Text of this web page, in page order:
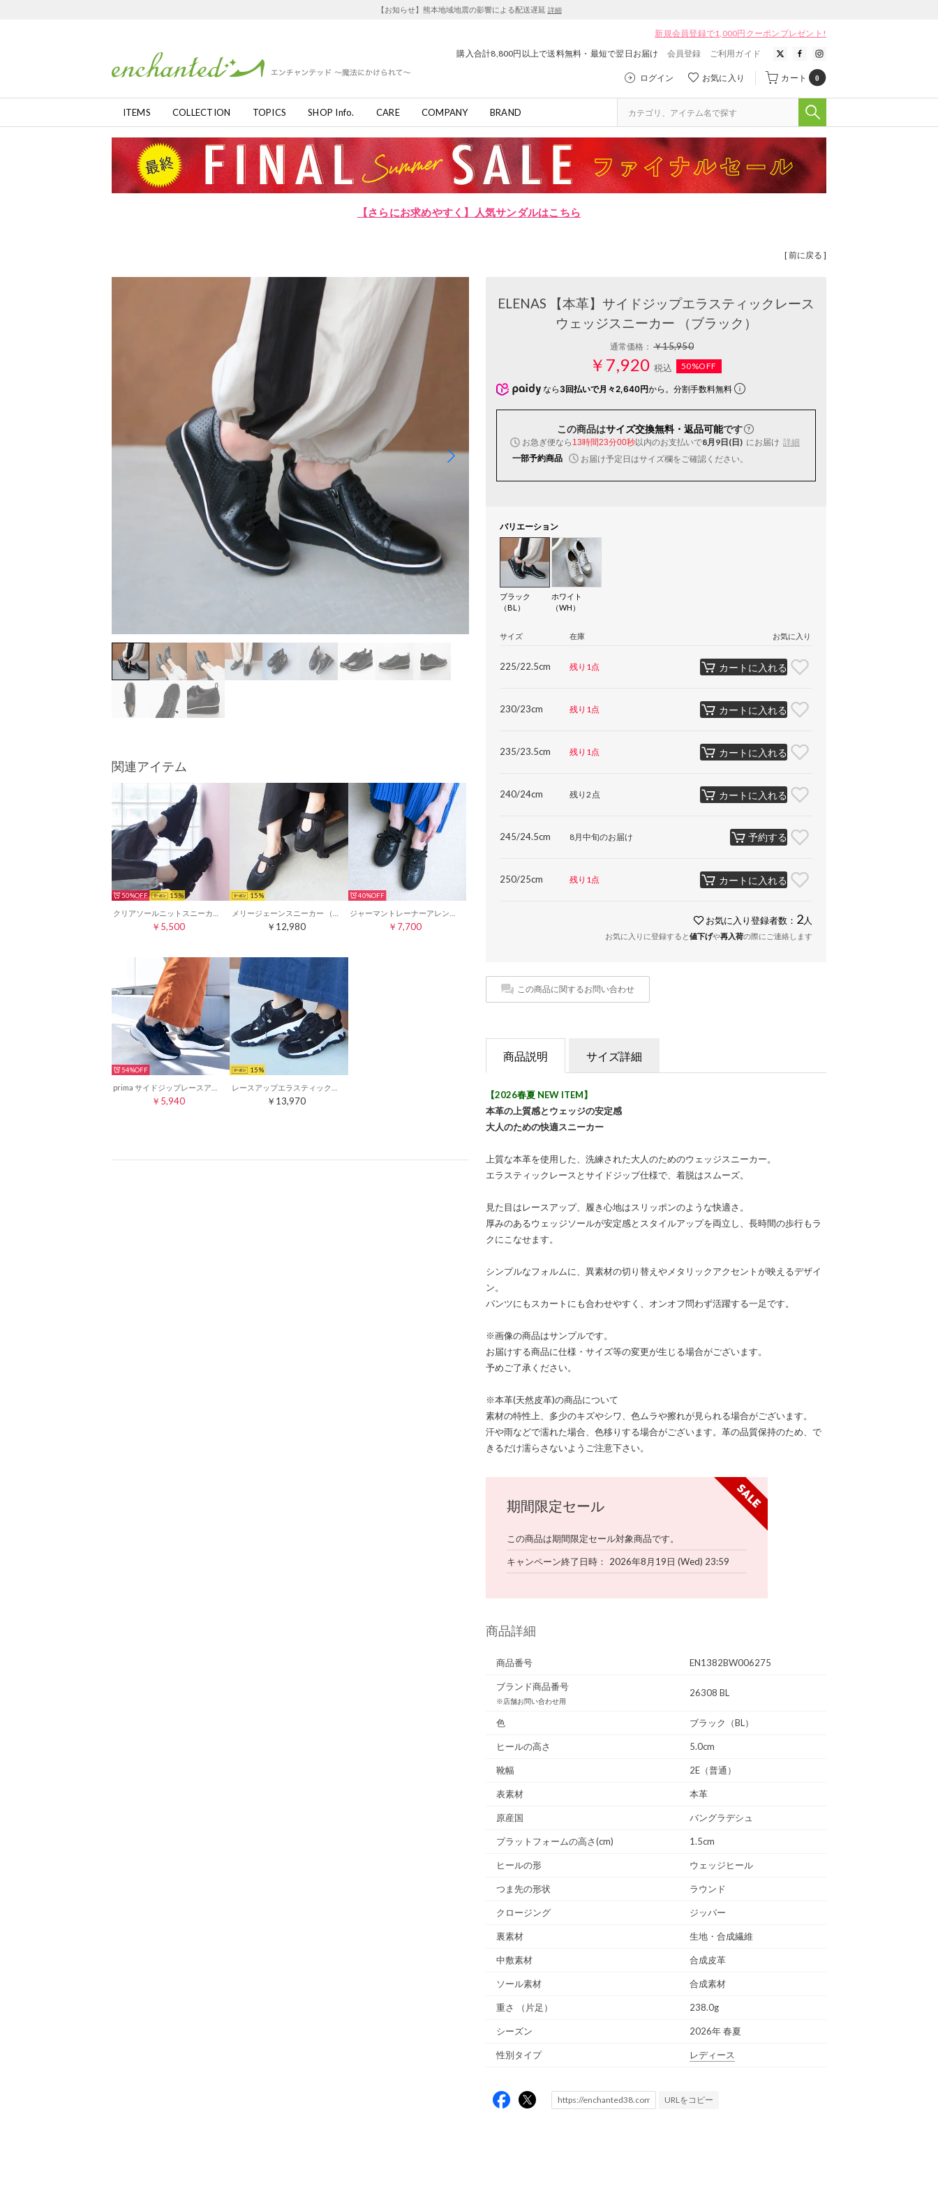
【お知らせ】熊本地域地震の影響による配送遅延 詳細
新規会員登録で1,000円クーポンプレゼント!
購入合計8,800円以上で送料無料・最短で翌日お届け
会員登録 ご利用ガイド
ログイン お気に入り カート 0
ITEMS COLLECTION TOPICS SHOP Info. CARE COMPANY BRAND
【さらにお求めやすく】人気サンダルはこちら
[ 前に戻る ]
関連アイテム
50% 15
￥5,500
15
￥12,980
40%
￥7,700
54%
￥5,940
15
￥13,970
ELENAS 【本革】サイドジップエラスティックレース
ウェッジスニーカー （ブラック）
通常価格：￥15,950
￥7,920 税込 50%OFF
なら 3回払いで月々2,640円から。分割手数料無料
この商品はサイズ交換無料・返品可能です
お急ぎ便なら 13時間22分58秒以内のお支払いで8月9日(日) にお届け 詳細
一部予約商品
お届け予定日はサイズ欄をご確認ください。
バリエーション
ブラック
（BL）
ホワイト
（WH）
サイズ 在庫 お気に入り
225/22.5cm 残り1点 カートに入れる
230/23cm 残り1点 カートに入れる
235/23.5cm 残り1点 カートに入れる
240/24cm 残り2点 カートに入れる
245/24.5cm 8月中旬のお届け 予約する
250/25cm 残り1点 カートに入れる
お気に入り登録者数： 2 人
お気に入りに登録すると値下げや再入荷の際にご連絡します
この商品に関するお問い合わせ
商品説明 サイズ詳細
【2026春夏 NEW ITEM】
本革の上質感とウェッジの安定感
大人のための快適スニーカー
上質な本革を使用した、洗練された大人のためのウェッジスニーカー。
エラスティックレースとサイドジップ仕様で、着脱はスムーズ。
見た目はレースアップ、履き心地はスリッポンのような快適さ。
厚みのあるウェッジソールが安定感とスタイルアップを両立し、長時間の歩行もラ
クにこなせます。
シンプルなフォルムに、異素材の切り替えやメタリックアクセントが映えるデザイ
ン。
パンツにもスカートにも合わせやすく、オンオフ問わず活躍する一足です。
※画像の商品はサンプルです。
お届けする商品に仕様・サイズ等の変更が生じる場合がございます。
予めご了承ください。
※本革(天然皮革)の商品について
素材の特性上、多少のキズやシワ、色ムラや擦れが見られる場合がございます。
汗や雨などで濡れた場合、色移りする場合がございます。革の品質保持のため、で
きるだけ濡らさないようご注意下さい。
期間限定セール
この商品は期間限定セール対象商品です。
キャンペーン終了日時 2026年8月19日 (Wed) 23:59
商品詳細
商品番号 EN1382BW006275
ブランド商品番号
※店舗お問い合わせ用
26308 BL
色 ブラック（BL）
ヒールの高さ 5.0cm
靴幅 2E（普通）
表素材 本革
原産国 バングラデシュ
プラットフォームの高さ(cm) 1.5cm
ヒールの形 ウェッジヒール
つま先の形状 ラウンド
クロージング ジッパー
裏素材 生地・合成繊維
中敷素材 合成皮革
ソール素材 合成素材
重さ （片足） 238.0g
シーズン 2026年 春夏
性別タイプ レディース
URLをコピー